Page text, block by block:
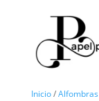
Inicio/Alfombras